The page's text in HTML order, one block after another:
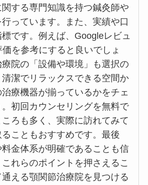
する専門知識を持つ鍼灸師や
っています。また、実績や口
です。例えば、Googleレビュ
を参考にすると良いでしょ
院の「設備や環境」も選択の
潔でリラックスできる空間か
療機器が揃っているかをチェ
初回カウンセリングを無料で
ろも多く、実際に訪れてみて
こともおすすめです。最後
金体系が明確であることも信
れらのポイントを押さえるこ
える顎関節治療院を見つける